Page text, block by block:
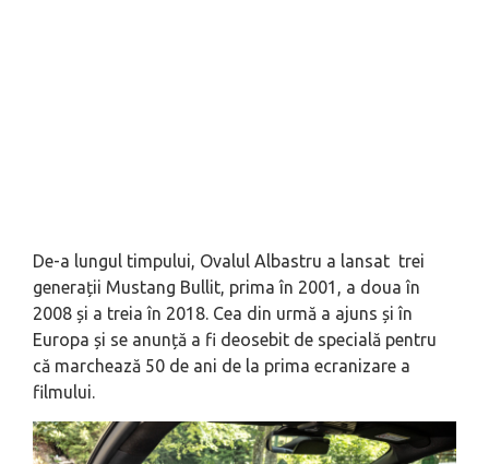
De-a lungul timpului, Ovalul Albastru a lansat trei
generații Mustang Bullit, prima în 2001, a doua în
2008 și a treia în 2018. Cea din urmă a ajuns și în
Europa și se anunță a fi deosebit de specială pentru
că marchează 50 de ani de la prima ecranizare a
filmului.